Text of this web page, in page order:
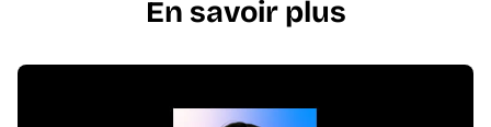
En savoir plus